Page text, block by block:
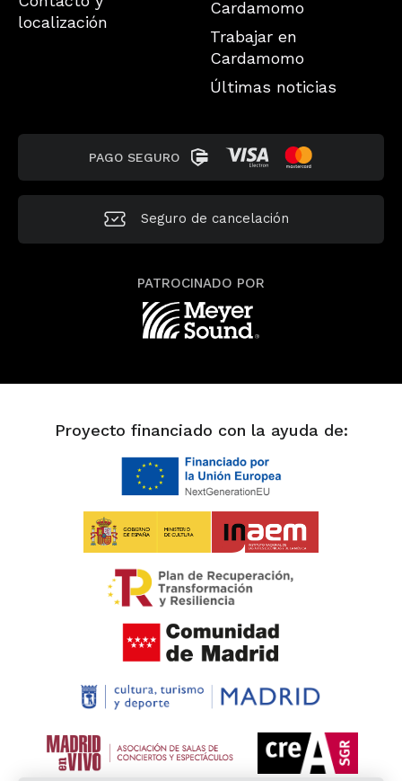
localización
Cardamomo
Trabajar en
Cardamomo
Últimas noticias
PAGO SEGURO
Seguro de cancelación
PATROCINADO POR
Proyecto financiado con la ayuda de: